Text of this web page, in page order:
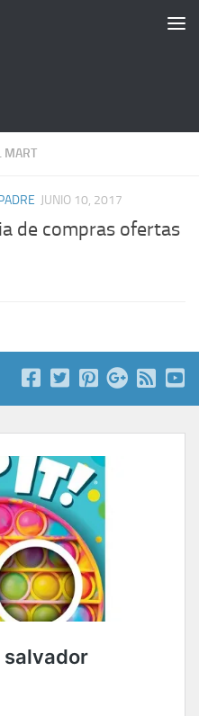
MART
JUNIO 10, 2017
de compras ofertas